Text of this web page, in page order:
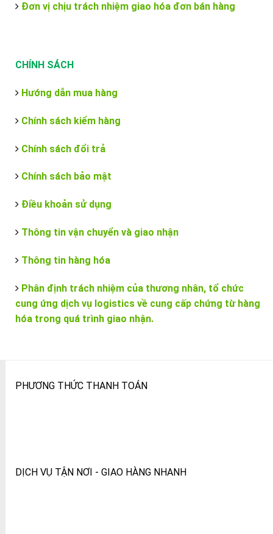
Đơn vị chịu trách nhiệm giao hóa đơn bán hàng
CHÍNH SÁCH
Hướng dẫn mua hàng
Chính sách kiểm hàng
Chính sách đổi trả
Chính sách bảo mật
Điều khoản sử dụng
Thông tin vận chuyển và giao nhận
Thông tin hàng hóa
Phân định trách nhiệm của thương nhân, tổ chức
cung ứng dịch vụ logistics về cung cấp chứng từ hàng
hóa trong quá trình giao nhận.
PHƯƠNG THỨC THANH TOÁN
DỊCH VỤ TẬN NƠI - GIAO HÀNG NHANH